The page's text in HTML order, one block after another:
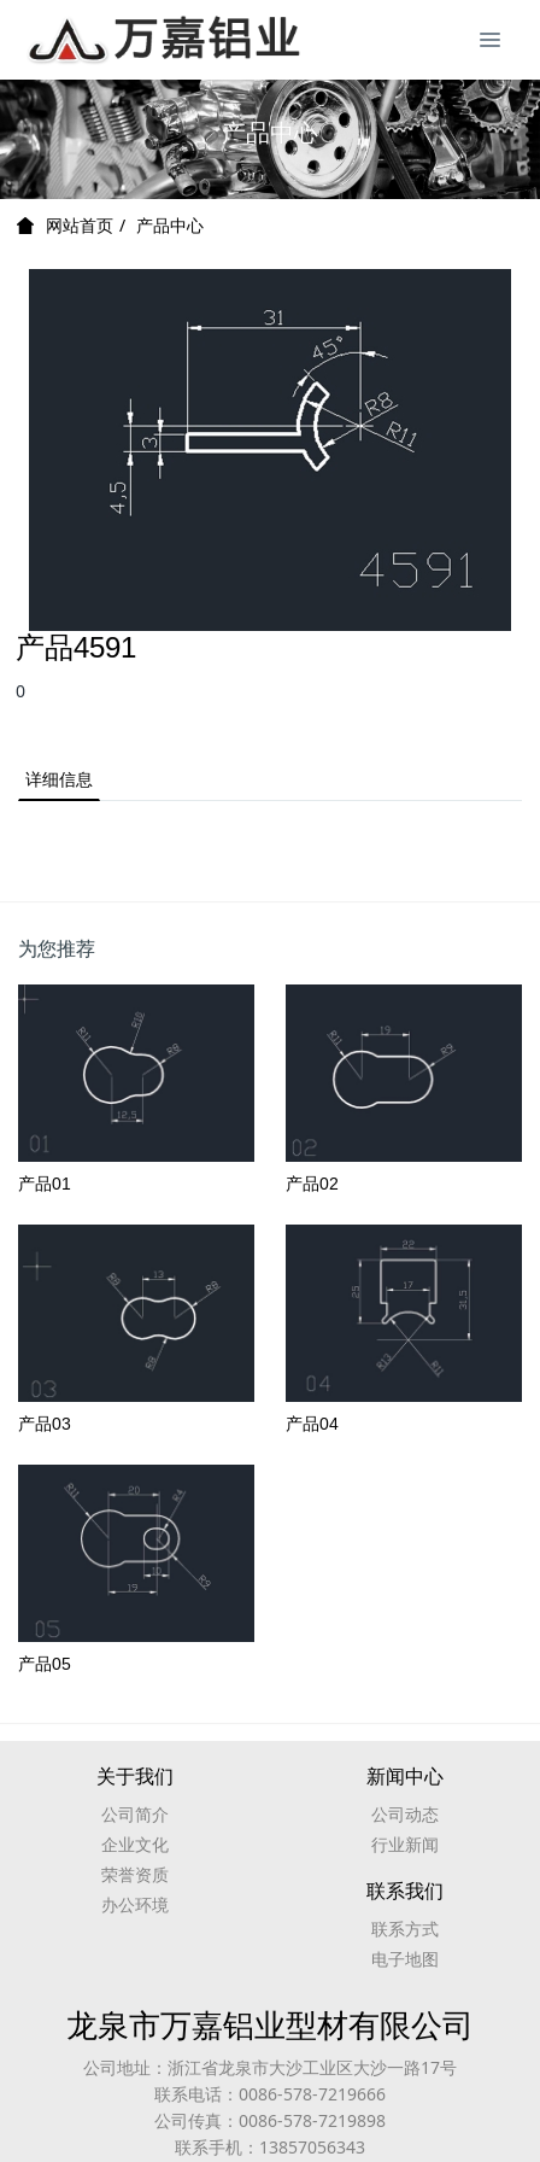
产品中心
网站首页 产品中心
产品4591
0
详细信息
为您推荐
产品01 产品02
产品03 产品04
产品05
关于我们
公司简介
企业文化
荣誉资质
办公环境
新闻中心
公司动态
行业新闻
联系我们
联系方式
电子地图
龙泉市万嘉铝业型材有限公司
公司地址：浙江省龙泉市大沙工业区大沙一路17号
联系电话：0086-578-7219666
公司传真：0086-578-7219898
联系手机：13857056343